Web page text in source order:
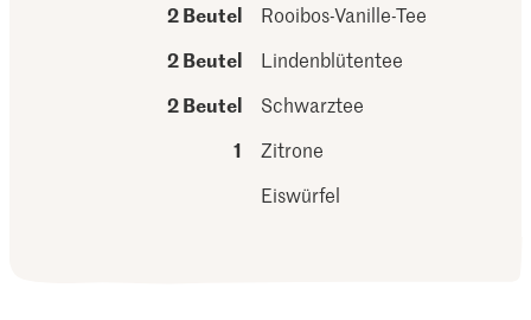
2 Beutel
Rooibos-Vanille-Tee
2 Beutel
Lindenblütentee
2 Beutel
Schwarztee
1
Zitrone
Eiswürfel